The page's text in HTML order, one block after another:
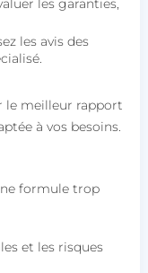
les garanties,
les avis des
le meilleur rapport
à vos besoins.
formule trop
et les risques
Fournisseur / Domaine
accounts.livechat.com